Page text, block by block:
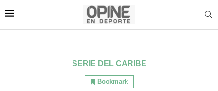
SERIE DEL CARIBE
Bookmark